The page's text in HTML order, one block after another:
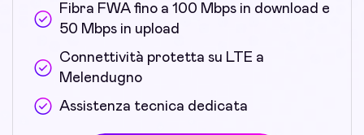
Fibra FWA fino a 100 Mbps in download e
50 Mbps in upload
Connettività protetta su LTE a
Melendugno
Assistenza tecnica dedicata